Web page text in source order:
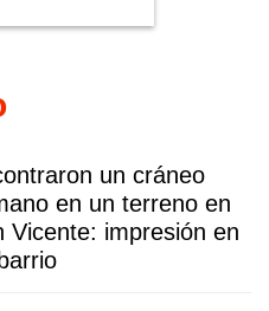
un cráneo
en un terreno en
Vicente: impresión en